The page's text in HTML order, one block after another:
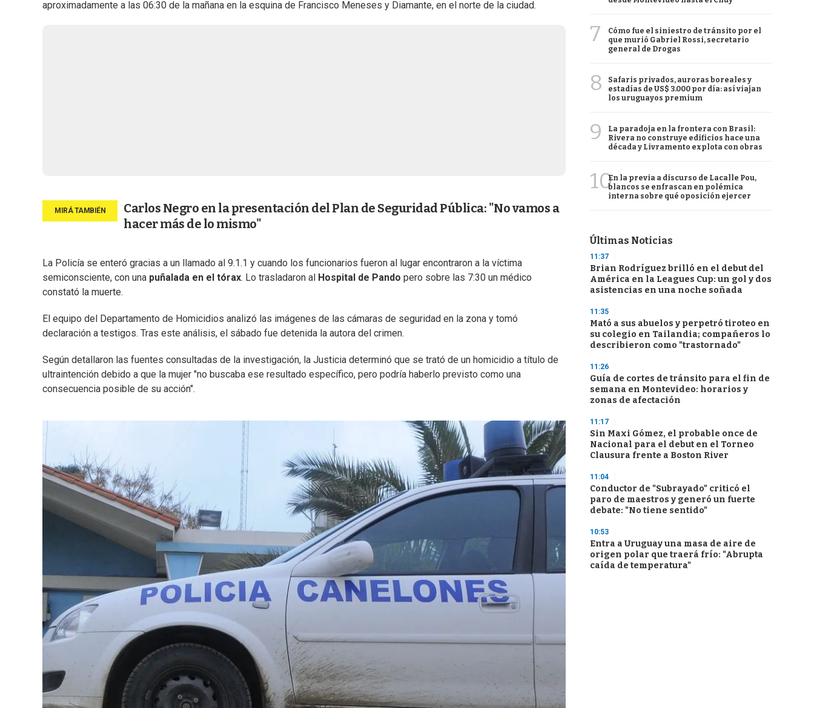
aproximadamente a las 06:30 de la mañana en la esquina de Francisco Meneses y Diamante, en el norte de la ciudad.
Carlos Negro en la presentación del Plan de Seguridad Pública: "No vamos a
hacer más de lo mismo"
La Policía se enteró gracias a un llamado al 9.1.1 y cuando los funcionarios fueron al lugar encontraron a la víctima
semiconsciente, con una puñalada en el tórax. Lo trasladaron al Hospital de Pando pero sobre las 7:30 un médico
constató la muerte.
El equipo del Departamento de Homicidios analizó las imágenes de las cámaras de seguridad en la zona y tomó
declaración a testigos. Tras este análisis, el sábado fue detenida la autora del crimen.
Según detallaron las fuentes consultadas de la investigación, la Justicia determinó que se trató de un homicidio a título de
ultraintención debido a que la mujer "no buscaba ese resultado específico, pero podría haberlo previsto como una
consecuencia posible de su acción".
7
Cómo fue el siniestro de tránsito por el
que murió Gabriel Rossi, secretario
general de Drogas
8
Safaris privados, auroras boreales y
estadías de US$ 3.000 por día: así viajan
los uruguayos premium
9
La paradoja en la frontera con Brasil:
Rivera no construye edificios hace una
década y Livramento explota con obras
10En la previa a discurso de Lacalle Pou,
blancos se enfrascan en polémica
interna sobre qué oposición ejercer
Últimas Noticias
11:37
Brian Rodríguez brilló en el debut del
América en la Leagues Cup: un gol y dos
asistencias en una noche soñada
11:35
Mató a sus abuelos y perpetró tiroteo en
su colegio en Tailandia; compañeros lo
describieron como "trastornado"
11:26
Guía de cortes de tránsito para el fin de
semana en Montevideo: horarios y
zonas de afectación
11:17
Sin Maxi Gómez, el probable once de
Nacional para el debut en el Torneo
Clausura frente a Boston River
11:04
Conductor de "Subrayado" criticó el
paro de maestros y generó un fuerte
debate: "No tiene sentido"
10:53
Entra a Uruguay una masa de aire de
origen polar que traerá frío: "Abrupta
caída de temperatura"